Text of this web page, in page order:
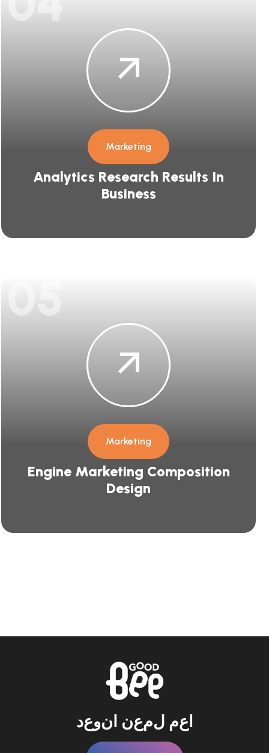
Marketing
Analytics Research Results In
Business
05
Marketing
Engine Marketing Composition
Design
دعونا نعمل معا